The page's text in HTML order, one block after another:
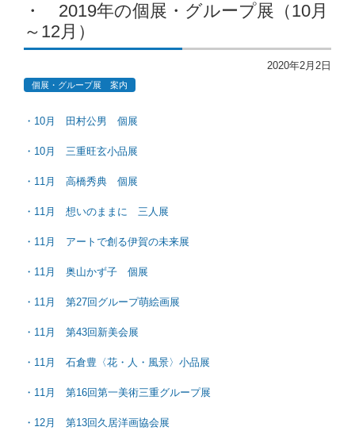
・ 2019年の個展・グループ展（10月
～12月）
2020年2月2日
個展・グループ展 案内
・10月 田村公男 個展
・10月 三重旺玄小品展
・11月 高橋秀典 個展
・11月 想いのままに 三人展
・11月 アートで創る伊賀の未来展
・11月 奥山かず子 個展
・11月 第27回グループ萌絵画展
・11月 第43回新美会展
・11月 石倉豊〈花・人・風景〉小品展
・11月 第16回第一美術三重グループ展
・12月 第13回久居洋画協会展